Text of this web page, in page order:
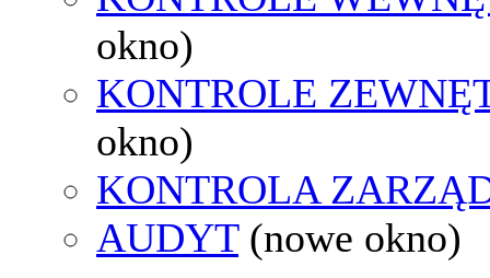
okno)
KONTROLE
okno)
KONTROLA
AUDYT (nowe okno)